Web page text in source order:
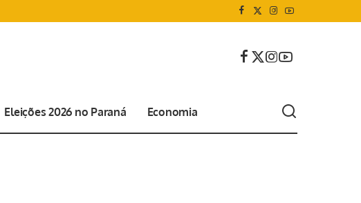
Eleições 2026 no Paraná Economia